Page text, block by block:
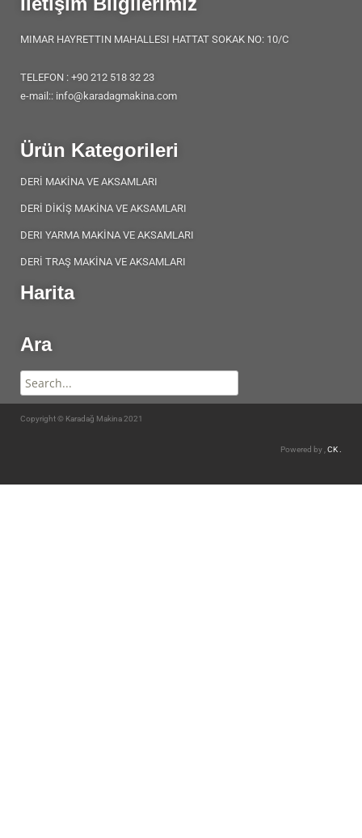
MIMAR HAYRETTIN MAHALLESI HATTAT SOKAK NO: 10/C
TELEFON : +90 212 518 32 23
e-mail:: info@karadagmakina.com
Ürün Kategorileri
DERİ MAKİNA VE AKSAMLARI
DERİ DİKİŞ MAKİNA VE AKSAMLARI
DERI YARMA MAKİNA VE AKSAMLARI
DERİ TRAŞ MAKİNA VE AKSAMLARI
Harita
Ara
Copyright © Karadağ Makina 2021
Powered by , CK .